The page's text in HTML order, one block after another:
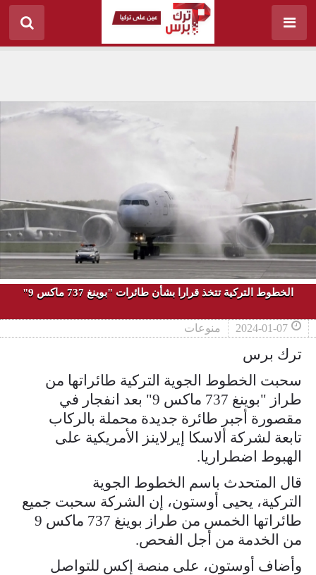
الخطوط التركية تتخذ قرارا بشأن طائرات "بوينغ 737 ماكس 9"
2024-01-07 منوعات
ترك برس
سحبت الخطوط الجوية التركية طائراتها من
طراز "بوينغ 737 ماكس 9" بعد انفجار في
مقصورة أجبر طائرة جديدة محملة بالركاب
تابعة لشركة ألاسكا إيرلاينز الأمريكية على
الهبوط اضطراريا.
قال المتحدث باسم الخطوط الجوية
التركية، يحيى أوستون، إن الشركة سحبت جميع
طائراتها الخمس من طراز بوينغ 737 ماكس 9
من الخدمة من أجل الفحص.
وأضاف أوستون، على منصة إكس للتواصل